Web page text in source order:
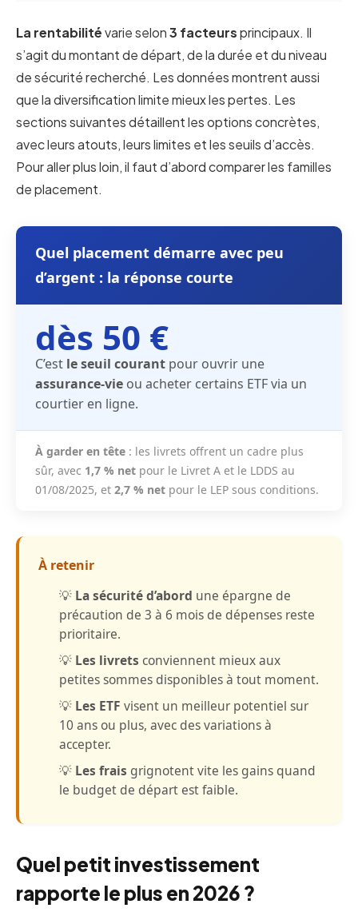
La rentabilitévarie selon3 facteursprincipaux. Il
s’agit du montant de départ, de la durée et du niveau
de sécurité recherché. Les données montrent aussi
que la diversification limite mieux les pertes. Les
sections suivantes détaillent les options concrètes,
avec leurs atouts, leurs limites et les seuils d’accès.
Pour aller plus loin, il faut d’abord comparer les familles
de placement.
Quel placement démarre avec peu
d’argent : la réponse courte
dès 50 €
C’est le seuil courant pour ouvrir une
assurance-vie ou acheter certains ETF via un
courtier en ligne.
À garder en tête : les livrets offrent un cadre plus
sûr, avec 1,7 % net pour le Livret A et le LDDS au
01/08/2025, et 2,7 % net pour le LEP sous conditions.
À retenir
💡 La sécurité d’abord une épargne de
précaution de 3 à 6 mois de dépenses reste
prioritaire.
💡 Les livrets conviennent mieux aux
petites sommes disponibles à tout moment.
💡 Les ETF visent un meilleur potentiel sur
10 ans ou plus, avec des variations à
accepter.
💡 Les frais grignotent vite les gains quand
le budget de départ est faible.
Quel petit investissement
rapporte le plus en 2026 ?